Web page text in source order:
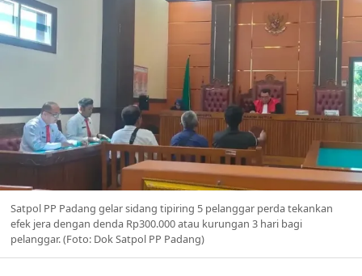
Satpol PP Padang gelar sidang tipiring 5 pelanggar perda tekankan
efek jera dengan denda Rp300.000 atau kurungan 3 hari bagi
pelanggar. (Foto: Dok Satpol PP Padang)